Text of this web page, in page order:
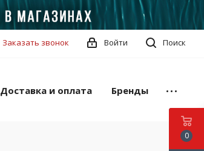
Поиск
Войти
Заказать звонок
Доставка и оплата Бренды
0